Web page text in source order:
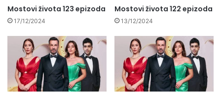
Mostovi života 123 epizoda
17/12/2024
Mostovi života 122 epizoda
13/12/2024